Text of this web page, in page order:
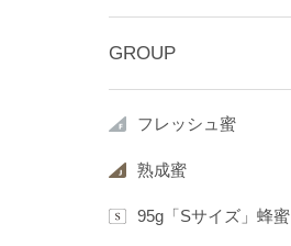
GROUP
フレッシュ蜜
熟成蜜
95g「Sサイズ」蜂蜜